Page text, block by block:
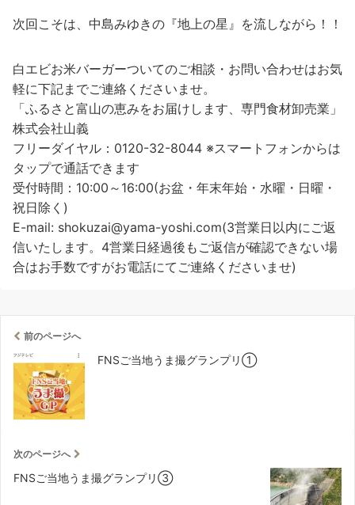
次回こそは、中島みゆきの『地上の星』を流しながら！！
白エビお米バーガーついてのご相談・お問い合わせはお気
軽に下記までご連絡くださいませ。
「ふるさと富山の恵みをお届けします、専門食材卸売業」
株式会社山義
フリーダイヤル：0120-32-8044 ※スマートフォンからは
タップで通話できます
受付時間：10:00～16:00(お盆・年末年始・水曜・日曜・
祝日除く)
E-mail: shokuzai@yama-yoshi.com(3営業日以内にご返
信いたします。4営業日経過後もご返信が確認できない場
合はお手数ですがお電話にてご連絡くださいませ)
前のページへ
FNSご当地うま撮グランプリ①
次のページへ
FNSご当地うま撮グランプリ③